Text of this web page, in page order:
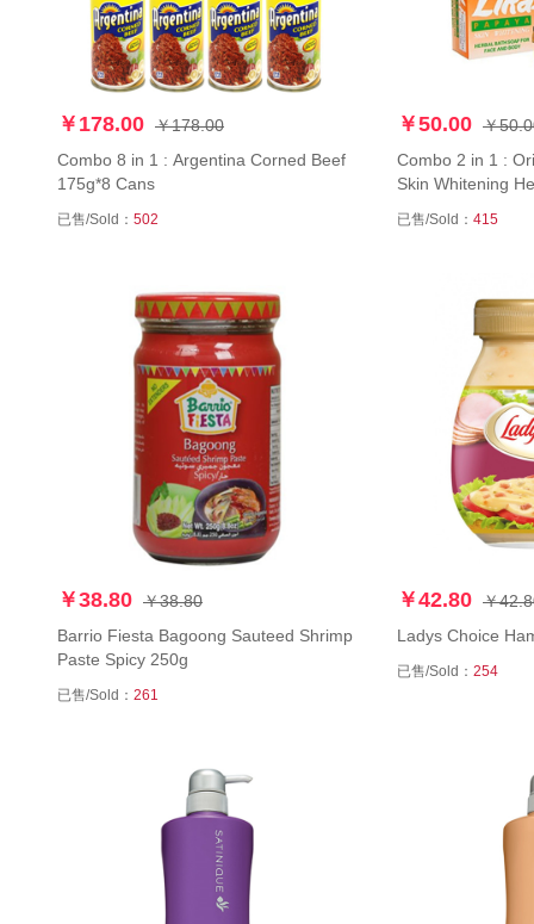
￥178.00 ￥178.00
Combo 8 in 1 : Argentina Corned Beef
175g*8 Cans
已售/Sold： 502
￥50.00 ￥
Combo 2 in 1 :
Skin Whitening
已售/Sold： 415
￥38.80 ￥38.80
Barrio Fiesta Bagoong Sauteed Shrimp
Paste Spicy 250g
已售/Sold： 261
￥42.80 ￥
Ladys Choice
已售/Sold： 254